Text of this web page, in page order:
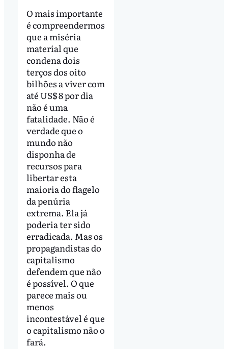
O mais importante
é compreendermos
que a miséria
material que
condena dois
terços dos oito
bilhões a viver com
até US$ 8 por dia
não é uma
fatalidade. Não é
verdade que o
mundo não
disponha de
recursos para
libertar esta
maioria do flagelo
da penúria
extrema. Ela já
poderia ter sido
erradicada. Mas os
propagandistas do
capitalismo
defendem que não
é possível. O que
parece mais ou
menos
incontestável é que
o capitalismo não o
fará.